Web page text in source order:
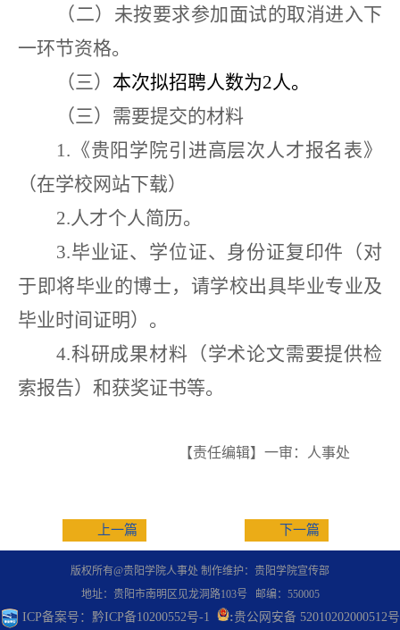
（二）未按要求参加面试的取消进入下
一环节资格。
（三） 本次拟招聘人数为2 人。
（三）需要提交的材料
1. 《贵阳学院引进高层次人才报名表》
（在学校网站下载）
2. 人才个人简历。
3.毕业证、学位证、身份证复印件（对
于即将毕业的博士，请学校出具毕业专业及
毕业时间证明）。
4.科研成果材料（学术论文需要提供检
索报告）和获奖证书等。
【责任编辑】一审：人事处
上一篇 下一篇
版权所有@贵阳学院人事处 制作维护：贵阳学院宣传部
地址：贵阳市南明区见龙洞路103号 邮编：550005
ICP备案号： 黔ICP备10200552号-1 :贵公网安备 52010202000512号